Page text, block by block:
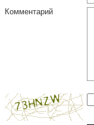
Комментарий